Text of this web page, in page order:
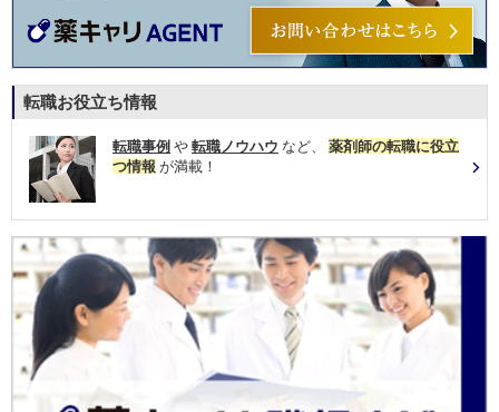
転職お役立ち情報
転職事例 や 転職ノウハウ など、 薬剤師の転職に役立
つ情報 が満載！